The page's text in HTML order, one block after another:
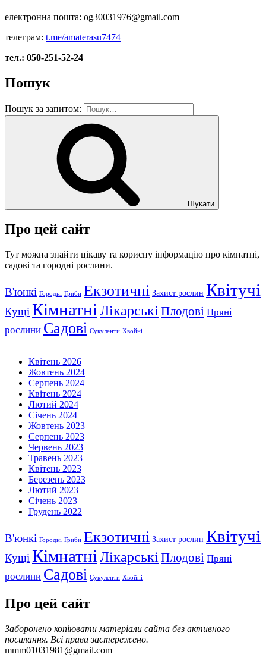
електронна пошта: og30031976@gmail.com
телеграм: t.me/amaterasu7474
тел.: 050-251-52-24
Пошук
Пошук за запитом:
Шукати
Про цей сайт
Тут можна знайти цікаву та корисну інформацію про кімнатні,
садові та городні рослини.
В'юнкі Городні Гриби Екзотичні Захист рослин Квітучі
КущіКімнатні Лікарські Плодові Пряні
рослини Садові Сукуленти Хвойні
Квітень 2026
Жовтень 2024
Серпень 2024
Квітень 2024
Лютий 2024
Січень 2024
Жовтень 2023
Серпень 2023
Червень 2023
Травень 2023
Квітень 2023
Березень 2023
Лютий 2023
Січень 2023
Грудень 2022
В'юнкі Городні Гриби Екзотичні Захист рослин Квітучі
КущіКімнатні Лікарські Плодові Пряні
рослини Садові Сукуленти Хвойні
Про цей сайт
Заборонено копіювати матеріали сайта без активного
посилання. Всі права застережено.
mmm01031981@gmail.com